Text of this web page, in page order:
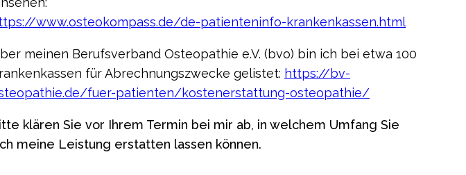
www.osteokompass.de/de-patienteninfo-krankenkassen.html
meinen Berufsverband Osteopathie e.V. (bvo) bin ich bei etwa 100
für Abrechnungszwecke gelistet: https://bv-
fuer-patienten/kostenerstattung-osteopathie/
klären Sie vor Ihrem Termin bei mir ab, in welchem Umfang Sie
meine Leistung erstatten lassen können.